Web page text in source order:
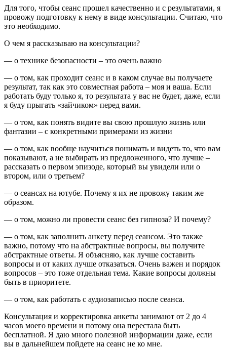
Для того, чтобы сеанс прошел качественно и с результатами, я
провожу подготовку к нему в виде консультации. Считаю, что
это необходимо.
О чем я рассказываю на консультации?
— о технике безопасности – это очень важно
— о том, как проходит сеанс и в каком случае вы получаете
результат, так как это совместная работа – моя и ваша. Если
работать буду только я, то результата у вас не будет, даже, если
я буду прыгать «зайчиком» перед вами.
— о том, как понять видите вы свою прошлую жизнь или
фантазии – с конкретными примерами из жизни
— о том, как вообще научиться понимать и видеть то, что вам
показывают, а не выбирать из предложенного, что лучше –
рассказать о первом эпизоде, который вы увидели или о
втором, или о третьем?
— о сеансах на ютубе. Почему я их не провожу таким же
образом.
— о том, можно ли провести сеанс без гипноза? И почему?
— о том, как заполнить анкету перед сеансом. Это также
важно, потому что на абстрактные вопросы, вы получите
абстрактные ответы. Я объясняю, как лучше составить
вопросы и от каких лучше отказаться. Очень важен и порядок
вопросов – это тоже отдельная тема. Какие вопросы должны
быть в приоритете.
— о том, как работать с аудиозаписью после сеанса.
Консультация и корректировка анкеты занимают от 2 до 4
часов моего времени и потому она перестала быть
бесплатной. Я даю много полезной информации даже, если
вы в дальнейшем пойдете на сеанс не ко мне.